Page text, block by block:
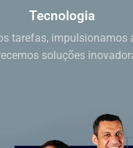
Tecnologia
tarefas, impulsionamos
soluções